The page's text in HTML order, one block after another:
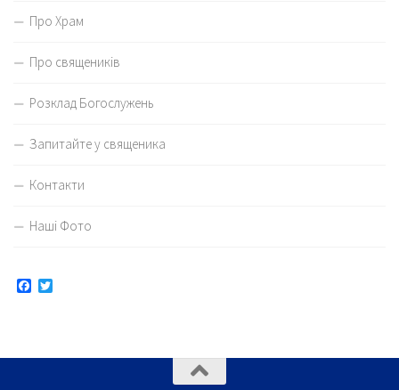
Про Храм
Про священиків
Розклад Богослужень
Запитайте у священика
Контакти
Наші Фото
Facebook